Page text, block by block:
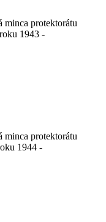
minca protektorátu
1943 -
minca protektorátu
1944 -